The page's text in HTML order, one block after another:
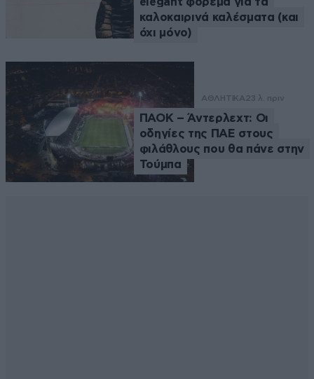
καλοκαιρινά καλέσματα (και
όχι μόνο)
ΑΘΛΗΤΙΚΑ 23 λ. πριν
ΠΑΟΚ – Άντερλεχτ: Οι
οδηγίες της ΠΑΕ στους
φιλάθλους που θα πάνε στην
Τούμπα